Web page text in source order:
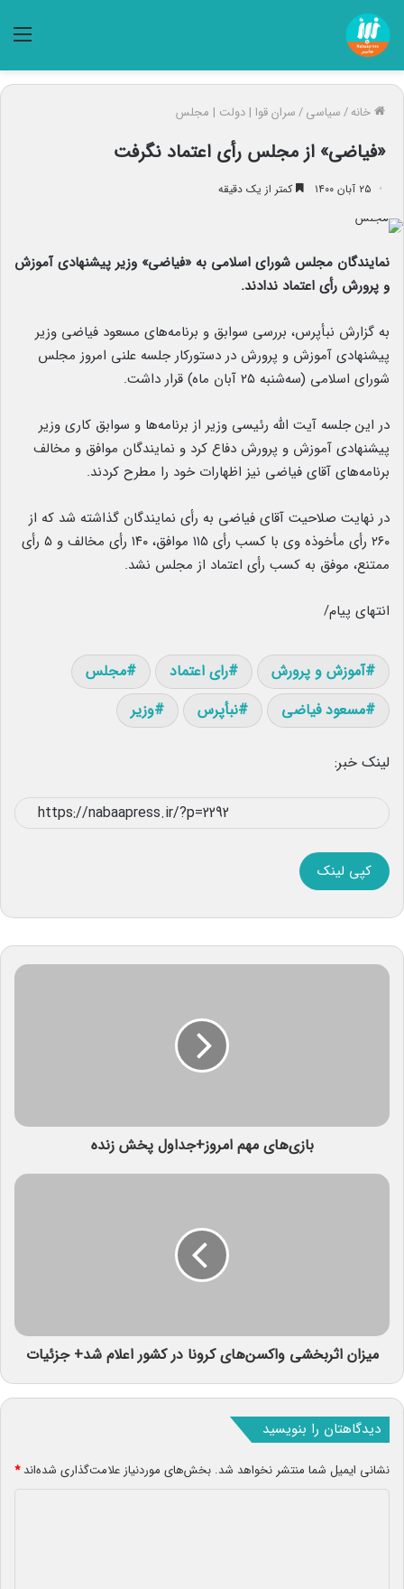
خانه/سیاسی/سران قوا | دولت | مجلس
«فیاضی» از مجلس رأی اعتماد نگرفت
۲۵ آبان ۱۴۰۰ کمتر از یک دقیقه
نمایندگان مجلس شورای اسلامی به «فیاضی» وزیر پیشنهادی آموزش
و پرورش رأی اعتماد ندادند.
به گزارش نبأپرس، بررسی سوابق و برنامه‌های مسعود فیاضی وزیر
پیشنهادی آموزش و پرورش در دستورکار جلسه علنی امروز مجلس
شورای اسلامی (سه‌شنبه ۲۵ آبان ماه) قرار داشت.
در این جلسه آیت الله رئیسی وزیر از برنامه‌ها و سوابق کاری وزیر
پیشنهادی آموزش و پرورش دفاع کرد و نمایندگان موافق و مخالف
برنامه‌های آقای فیاضی نیز اظهارات خود را مطرح کردند.
در نهایت صلاحیت آقای فیاضی به رأی نمایندگان گذاشته شد که از
۲۶۰ رأی مأخوذه وی با کسب رأی ۱۱۵ موافق، ۱۴۰ رأی مخالف و ۵ رأی
ممتنع، موفق به کسب رأی اعتماد از مجلس نشد.
انتهای پیام/
آموزش و پرورش رای اعتماد
مجلس
مسعود فیاضی
نبأپرس وزیر
لینک خبر:
کپی لینک
بازی‌های مهم امروز+جداول پخش زنده
میزان اثربخشی واکسن‌های کرونا در کشور اعلام شد+ جزئیات
دیدگاهتان را بنویسید
نشانی ایمیل شما منتشر نخواهد شد. بخش‌های موردنیاز علامت‌گذاری شده‌اند*